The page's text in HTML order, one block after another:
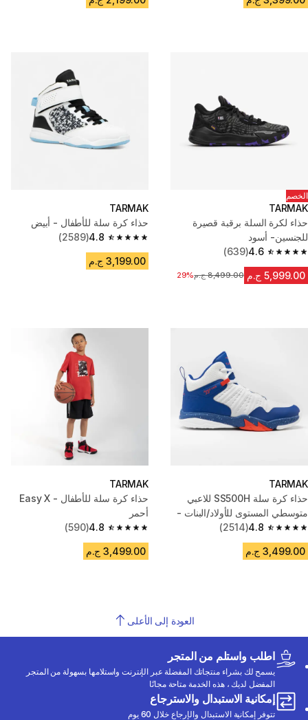
الخصم
TARMAK
حذاء لكرة السلة برقبة قصيرة
للجنسين- أسود
4.6
4.6 out of 5 stars from 639 reviews
(639)
5,999.00 ج.م السعر قبل التخفيض
8,499.00 ج.م 29%
TARMAK
حذاء كرة سلة للأطفال - أبيض
4.8
4.8 out of 5 stars from 2589 reviews
(2589)
3,199.00 ج.م
TARMAK
حذاء كرة سلة SS500H للاعبي
متوسطي المستوى للأولاد/البنات -
أبيض/أزرق/أحمر
4.8
4.8 out of 5 stars from 2514 reviews
(2514)
3,499.00 ج.م
TARMAK
حذاء كرة سلة للأطفال - Easy X
أحمر
4.8
4.8 out of 5 stars from 590 reviews
(590)
3,499.00 ج.م
العودة إلى الأعلى
اطلب واستلم من المتجر
يسمح لك بشراء منتجاتك المفضلة عبر الإنترنت واستلامها بسهولة من المتجر
المفضل لديك ، هذه الخدمة متاحة مجانًا
إمكانية الاستبدال والاسترجاع
تتوفر إمكانية الاستبدال والإرجاع خلال 60 يوم